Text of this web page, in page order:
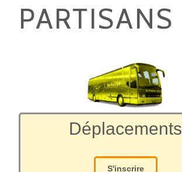
PARTISANS
Déplacements
S'inscrire